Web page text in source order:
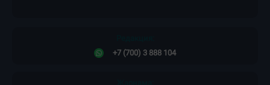
+7 (700) 3 888 104